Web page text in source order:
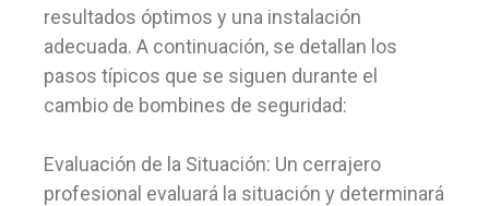
resultados óptimos y una instalación
adecuada. A continuación, se detallan los
pasos típicos que se siguen durante el
cambio de bombines de seguridad:
Evaluación de la Situación: Un cerrajero
profesional evaluará la situación y determinará